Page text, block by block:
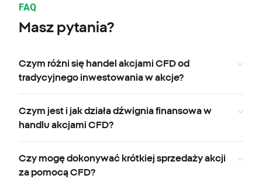
FAQ
Masz pytania?
Czym różni się handel akcjami CFD od
tradycyjnego inwestowania w akcje?
Czym jest i jak działa dźwignia finansowa w
handlu akcjami CFD?
Czy mogę dokonywać krótkiej sprzedaży akcji
za pomocą CFD?